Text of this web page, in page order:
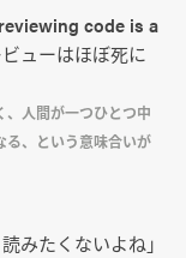
code is a
ューはほぼ死に
人間が一つひとつ中
る、という意味合いが
みたくないよね」